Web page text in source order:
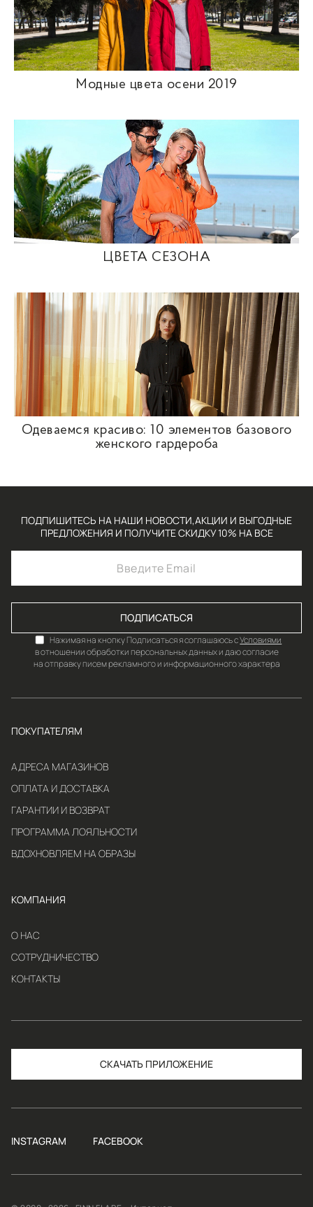
Модные цвета осени 2019
ЦВЕТА СЕЗОНА
Одеваемся красиво: 10 элементов базового
женского гардероба
ПОДПИШИТЕСЬ НА НАШИ НОВОСТИ,АКЦИИ И ВЫГОДНЫЕ
ПРЕДЛОЖЕНИЯ И ПОЛУЧИТЕ СКИДКУ 10% НА ВСЕ
ПОДПИСАТЬСЯ
Нажимая на кнопку Подписаться я соглашаюсь сУсловиями
в отношении обработки персональных данных и даю согласие
на отправку писем рекламного и информационного характера
ПОКУПАТЕЛЯМ
АДРЕСА МАГАЗИНОВ
ОПЛАТА И ДОСТАВКА
ГАРАНТИИ И ВОЗВРАТ
ПРОГРАММА ЛОЯЛЬНОСТИ
ВДОХНОВЛЯЕМ НА ОБРАЗЫ
КОМПАНИЯ
О НАС
СОТРУДНИЧЕСТВО
КОНТАКТЫ
СКАЧАТЬ
INSTAGRAM FACEBOOK